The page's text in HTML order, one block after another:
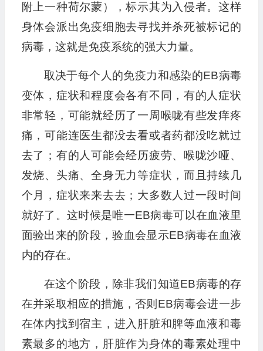
附上一种荷尔蒙），标示其为入侵者。这样
身体会派出免疫细胞去寻找并杀死被标记的
病毒，这就是免疫系统的强大力量。
取决于每个人的免疫力和感染的EB病毒
变体，症状和程度会各有不同，有的人症状
非常轻，可能就经历了一周喉咙有些发痒疼
痛，可能连医生都没去看或者药都没吃就过
去了；有的人可能会经历疲劳、喉咙沙哑、
发烧、头痛、全身无力等症状，而且持续几
个月，症状来来去去；大多数人过一段时间
就好了。这时候是唯一EB病毒可以在血液里
面验出来的阶段，验血会显示EB病毒在血液
内的存在。
在这个阶段，除非我们知道EB病毒的存
在并采取相应的措施，否则EB病毒会进一步
在体内找到宿主，进入肝脏和脾等血液和毒
素最多的地方，肝脏作为身体的毒素处理中